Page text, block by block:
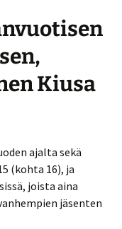
Kiusa
ajalta sekä
(kohta 16), ja
joista aina
jäsenten